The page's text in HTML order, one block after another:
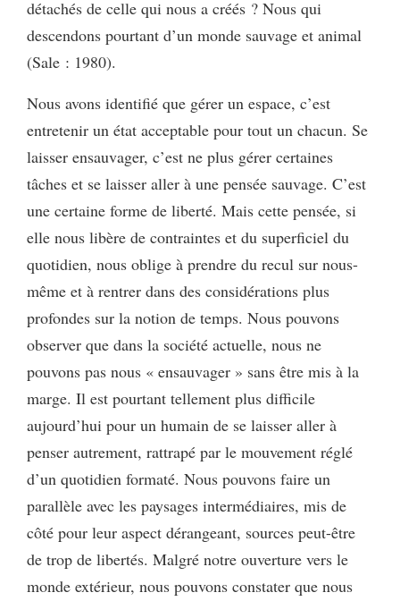
détachés de celle qui nous a créés ? Nous qui
descendons pourtant d’un monde sauvage et animal
(Sale : 1980).
Nous avons identifié que gérer un espace, c’est
entretenir un état acceptable pour tout un chacun. Se
laisser ensauvager, c’est ne plus gérer certaines
tâches et se laisser aller à une pensée sauvage. C’est
une certaine forme de liberté. Mais cette pensée, si
elle nous libère de contraintes et du superficiel du
quotidien, nous oblige à prendre du recul sur nous-
même et à rentrer dans des considérations plus
profondes sur la notion de temps. Nous pouvons
observer que dans la société actuelle, nous ne
pouvons pas nous « ensauvager » sans être mis à la
marge. Il est pourtant tellement plus difficile
aujourd’hui pour un humain de se laisser aller à
penser autrement, rattrapé par le mouvement réglé
d’un quotidien formaté. Nous pouvons faire un
parallèle avec les paysages intermédiaires, mis de
côté pour leur aspect dérangeant, sources peut-être
de trop de libertés. Malgré notre ouverture vers le
monde extérieur, nous pouvons constater que nous